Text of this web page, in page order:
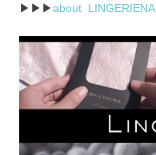
▶▶▶about  LINGERIENA